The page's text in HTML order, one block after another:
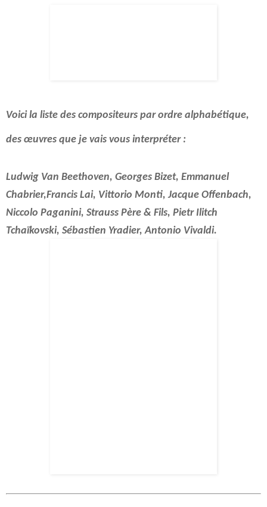
Voici la liste des compositeurs par ordre alphabétique,
des œuvres que je vais vous interpréter :
Ludwig Van Beethoven, Georges Bizet, Emmanuel
Chabrier,Francis Lai, Vittorio Monti, Jacque Offenbach,
Niccolo Paganini, Strauss Père & Fils, Pietr Ilitch
Tchaïkovski, Sébastien Yradier, Antonio Vivaldi.